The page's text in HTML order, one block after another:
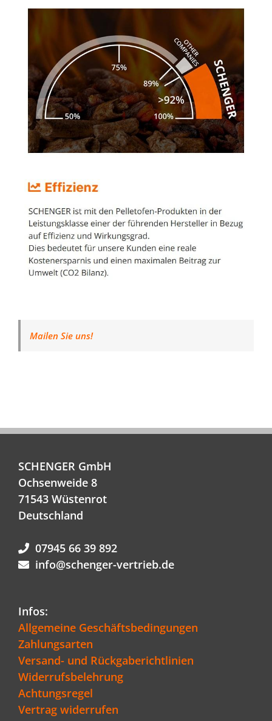
Mailen Sie uns!
SCHENGER GmbH
Ochsenweide 8
71543 Wüstenrot
Deutschland
07945 66 39 892
info@schenger-vertrieb.de
Infos:
Allgemeine Geschäftsbedingungen
Zahlungsarten
Versand- und Rückgaberichtlinien
Widerrufsbelehrung
Achtungsregel
Vertrag widerrufen